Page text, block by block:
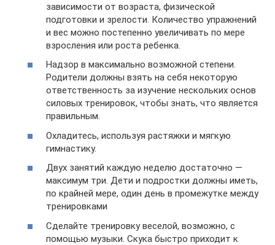
зависимости от возраста, физической
подготовки и зрелости. Количество упражнений
и вес можно постепенно увеличивать по мере
взросления или роста ребенка.
Надзор в максимально возможной степени.
Родители должны взять на себя некоторую
ответственность за изучение нескольких основ
силовых тренировок, чтобы знать, что является
правильным.
Охладитесь, используя растяжки и мягкую
гимнастику.
Двух занятий каждую неделю достаточно —
максимум три. Дети и подростки должны иметь,
по крайней мере, один день в промежутке между
тренировками
Сделайте тренировку веселой, возможно, с
помощью музыки. Скука быстро приходит к